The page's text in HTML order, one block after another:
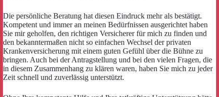
Die persönliche Beratung hat diesen Eindruck mehr als bestätigt.
Kompetent und immer an meinen Bedürfnissen ausgerichtet haben
Sie mir geholfen, den richtigen Versicherer für mich zu finden und
den bekanntermaßen nicht so einfachen Wechsel der privaten
Krankenversicherung mit einem guten Gefühl über die Bühne zu
bringen. Auch bei der Antragstellung und bei den vielen Fragen, die
in diesem Zusammenhang zu klären waren, haben Sie mich zu jeder
Zeit schnell und zuverlässig unterstützt.